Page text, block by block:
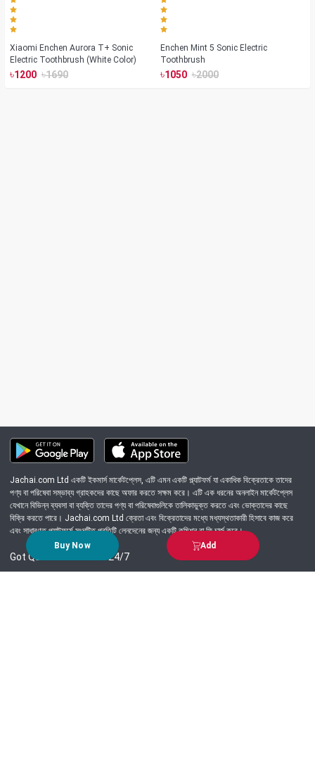
Buy Now Add
Xiaomi Enchen Aurora T+ Sonic
Electric Toothbrush (White Color)
৳1200 ৳1690
Enchen Mint 5 Sonic Electric
Toothbrush
৳1050 ৳2000
Jachai.com Ltd একটি ইকমার্স মার্কেটপ্লেস, এটি এমন একটি প্ল্যাটফর্ম যা একাধিক বিক্রেতাকে তাদের
পণ্য বা পরিষেবা সম্ভাব্য গ্রাহকদের কাছে অফার করতে সক্ষম করে। এটি এক ধরনের অনলাইন মার্কেটপ্লেস
যেখানে বিভিন্ন ব্যবসা বা ব্যক্তি তাদের পণ্য বা পরিষেবাগুলিকে তালিকাভুক্ত করতে এবং ভোক্তাদের কাছে
বিক্রি করতে পারে। Jachai.com Ltd ক্রেতা এবং বিক্রেতাদের মধ্যে মধ্যস্থতাকারী হিসাবে কাজ করে
এবং সাধারণত প্ল্যাটফর্মে সংঘটিত প্রতিটি লেনদেনের জন্য একটি কমিশন বা ফি চার্জ করে।
Got Question? Call us 24/7